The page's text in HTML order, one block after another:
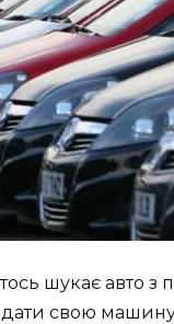
шукає авто з
свою